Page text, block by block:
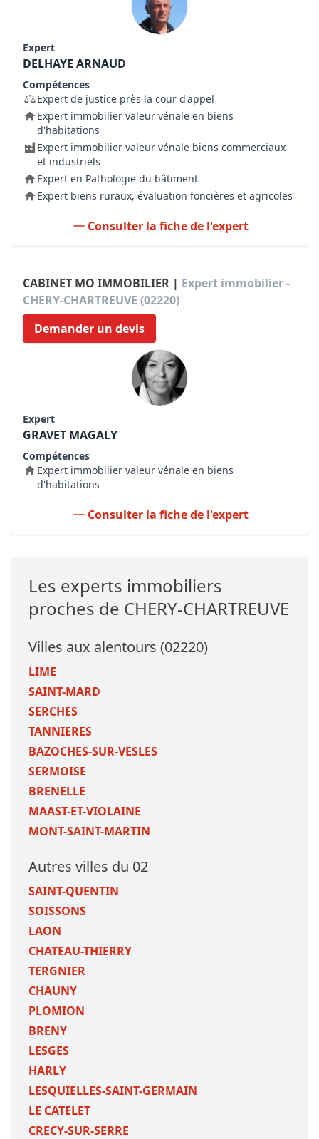
Expert
DELHAYE ARNAUD
Compétences
Expert de justice près la cour d'appel
Expert immobilier valeur vénale en biens
d'habitations
Expert immobilier valeur vénale biens commerciaux
et industriels
Expert en Pathologie du bâtiment
Expert biens ruraux, évaluation foncières et agricoles
Consulter la fiche de l'expert
CABINET MO IMMOBILIER | Expert immobilier -
CHERY-CHARTREUVE (02220)
Demander un devis
Expert
GRAVET MAGALY
Compétences
Expert immobilier valeur vénale en biens
d'habitations
Consulter la fiche de l'expert
Les experts immobiliers
proches de CHERY-CHARTREUVE
Villes aux alentours (02220)
LIME
SAINT-MARD
SERCHES
TANNIERES
BAZOCHES-SUR-VESLES
SERMOISE
BRENELLE
MAAST-ET-VIOLAINE
MONT-SAINT-MARTIN
Autres villes du 02
SAINT-QUENTIN
SOISSONS
LAON
CHATEAU-THIERRY
TERGNIER
CHAUNY
PLOMION
BRENY
LESGES
HARLY
LESQUIELLES-SAINT-GERMAIN
LE CATELET
CRECY-SUR-SERRE